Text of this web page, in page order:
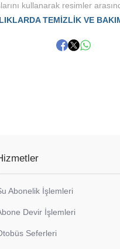
kullanarak resimler
TEMİZLİK VE
Abonelik İşlemleri
Devir İşlemleri
Seferleri